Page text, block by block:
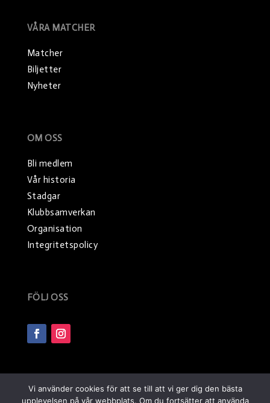
VÅRA MATCHER
Matcher
Biljetter
Nyheter
OM OSS
Bli medlem
Vår historia
Stadgar
Klubbsamverkan
Organisation
Integritetspolicy
FÖLJ OSS
Copyright Boden Handboll IF
Vi använder cookies för att se till att vi ger dig den bästa
upplevelsen på vår webbplats. Om du fortsätter att använda